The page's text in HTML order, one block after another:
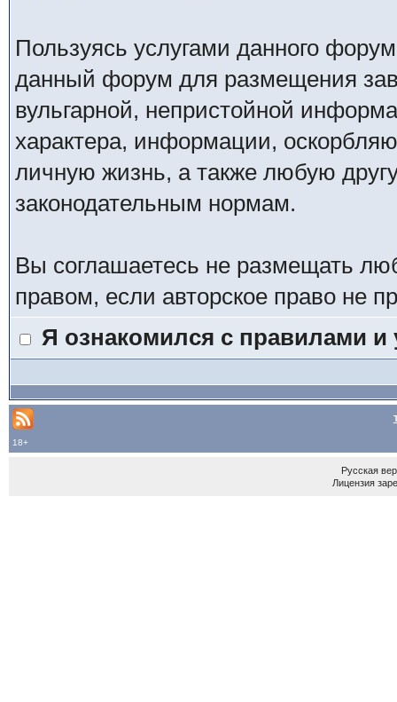
Пользуясь услугами данного
данный форум для размещения
вульгарной, непристойной
характера, информации,
личную жизнь, а также любую
законодательным нормам.
Вы соглашаетесь не размещать
правом, если авторское право не
Я ознакомился с правилами
18+
Русская
Лицензия